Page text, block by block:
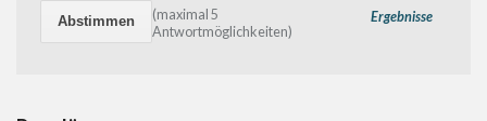
Ergebnisse
(maximal 5
Antwortmöglichkeiten)